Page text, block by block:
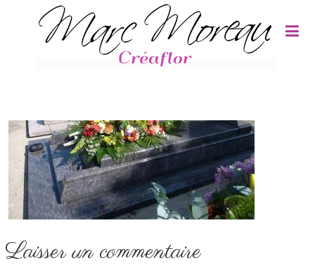
Laisser un commentaire
Panneau de gestion des cookies